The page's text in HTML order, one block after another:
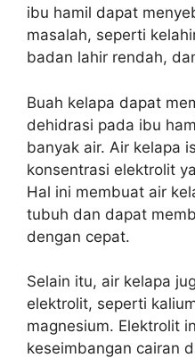
ibu hamil dapat
masalah, seperti
badan lahir rendah,
Buah kelapa dapat
dehidrasi pada ibu
banyak air. Air kelapa
konsentrasi elektrolit
Hal ini membuat air
tubuh dan dapat
dengan cepat.
Selain itu, air kelapa
elektrolit, seperti
magnesium. Elektrolit
keseimbangan cairan